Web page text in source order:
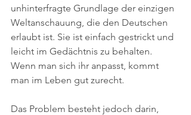
unhinterfragte Grundlage der einzigen
Weltanschauung, die den Deutschen
erlaubt ist. Sie ist einfach gestrickt und
leicht im Gedächtnis zu behalten.
Wenn man sich ihr anpasst, kommt
man im Leben gut zurecht.
Das Problem besteht jedoch darin,